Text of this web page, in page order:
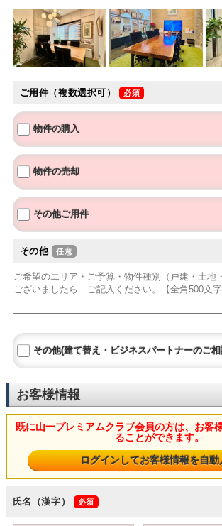
ご用件（複数選択可）
物件の購入
物件の売却
その他ご用件
その他
その他(建て替え・ビジネスパートナーのご
お客様情報
既に山一プレミアムクラブ会員の方は、お客
ることができます。
氏名（漢字）